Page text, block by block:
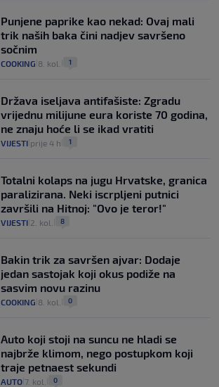
Punjene paprike kao nekad: Ovaj mali
trik naših baka čini nadjev savršeno
sočnim
COOKING 8. kol. 1
Država iseljava antifašiste: Zgradu
vrijednu milijune eura koriste 70 godina,
ne znaju hoće li se ikad vratiti
VIJESTI prije 4 h 1
Totalni kolaps na jugu Hrvatske, granica
paralizirana. Neki iscrpljeni putnici
završili na Hitnoj: "Ovo je teror!"
VIJESTI 2. kol. 8
Bakin trik za savršen ajvar: Dodaje
jedan sastojak koji okus podiže na
sasvim novu razinu
COOKING 8. kol. 0
Auto koji stoji na suncu ne hladi se
najbrže klimom, nego postupkom koji
traje petnaest sekundi
AUTO 7. kol. 0